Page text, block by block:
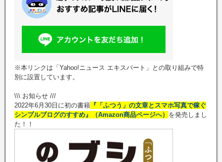
※本リンクは「Yahoo!ニュース エキスパート」との取り組みで特
別に設置しています。
\\\ お知らせ ///
2022年6月30日に初の書籍 『「ふつう」の文章とスマホ写真で稼ぐ
シンプルブログのすすめ』（Amazon商品ページへ） を発売しまし
た！！